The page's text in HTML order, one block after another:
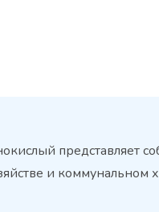
представляет
и коммунальном